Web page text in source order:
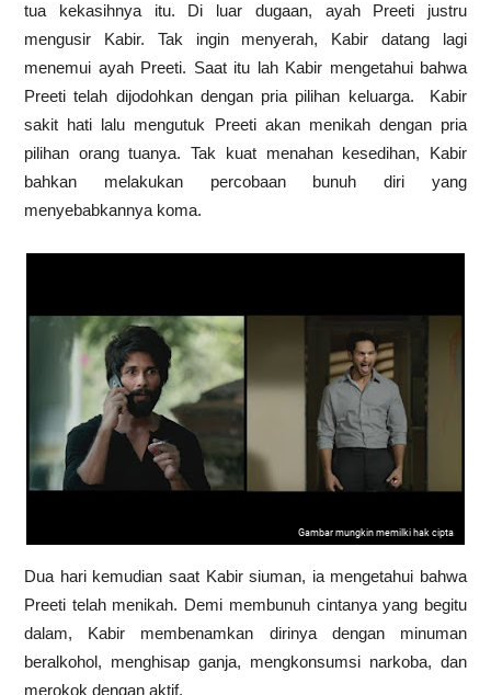
tua kekasihnya itu. Di luar dugaan, ayah Preeti justru
mengusir Kabir. Tak ingin menyerah, Kabir datang lagi
menemui ayah Preeti. Saat itu lah Kabir mengetahui bahwa
Preeti telah dijodohkan dengan pria pilihan keluarga. Kabir
sakit hati lalu mengutuk Preeti akan menikah dengan pria
pilihan orang tuanya. Tak kuat menahan kesedihan, Kabir
bahkan melakukan percobaan bunuh diri yang
menyebabkannya koma.
Gambar mungkin memilki hak cipta
Dua hari kemudian saat Kabir siuman, ia mengetahui bahwa
Preeti telah menikah. Demi membunuh cintanya yang begitu
dalam, Kabir membenamkan dirinya dengan minuman
beralkohol, menghisap ganja, mengkonsumsi narkoba, dan
merokok dengan aktif.